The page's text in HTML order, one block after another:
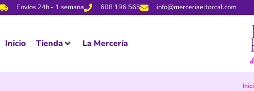
Envíos 24h - 1 semana 608 196 565 info@merceriaeltorcal.com
Inicio Tienda La Mercería